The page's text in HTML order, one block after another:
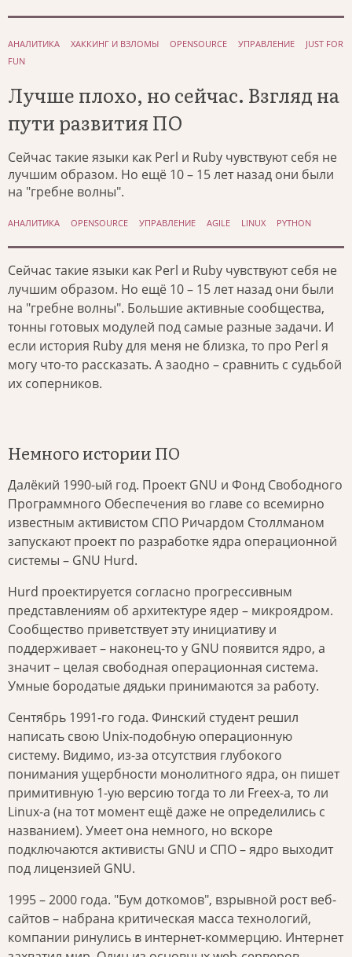
АНАЛИТИКА ХАККИНГ И ВЗЛОМЫ OPENSOURCE УПРАВЛЕНИЕ
JUST FOR
FUN
Лучше плохо, но сейчас. Взгляд на
пути развития ПО
Сейчас такие языки как Perl и Ruby чувствуют себя не
лучшим образом. Но ещё 10 – 15 лет назад они были
на "гребне волны".
АНАЛИТИКА OPENSOURCE УПРАВЛЕНИЕ AGILE LINUX PYTHON
Сейчас такие языки как Perl и Ruby чувствуют себя не
лучшим образом. Но ещё 10 – 15 лет назад они были
на "гребне волны". Большие активные сообщества,
тонны готовых модулей под самые разные задачи. И
если история Ruby для меня не близка, то про Perl я
могу что-то рассказать. А заодно – сравнить с судьбой
их соперников.
Немного истории ПО
Далёкий 1990-ый год. Проект GNU и Фонд Свободного
Программного Обеспечения во главе со всемирно
известным активистом СПО Ричардом Столлманом
запускают проект по разработке ядра операционной
системы – GNU Hurd.
Hurd проектируется согласно прогрессивным
представлениям об архитектуре ядер – микроядром.
Сообщество приветствует эту инициативу и
поддерживает – наконец-то у GNU появится ядро, а
значит – целая свободная операционная система.
Умные бородатые дядьки принимаются за работу.
Сентябрь 1991-го года. Финский студент решил
написать свою Unix-подобную операционную
систему. Видимо, из-за отсутствия глубокого
понимания ущербности монолитного ядра, он пишет
примитивную 1-ую версию тогда то ли Freex-а, то ли
Linux-а (на тот момент ещё даже не определились с
названием). Умеет она немного, но вскоре
подключаются активисты GNU и СПО – ядро выходит
под лицензией GNU.
1995 – 2000 года. "Бум доткомов", взрывной рост веб-
сайтов – набрана критическая масса технологий,
компании ринулись в интернет-коммерцию. Интернет